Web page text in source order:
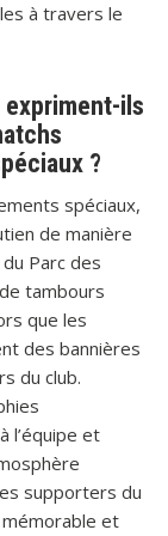
à travers le
expriment-ils
?
spéciaux,
de manière
Parc des
tambours
que les
des bannières
du club.
l’équipe et
supporters du
mémorable et